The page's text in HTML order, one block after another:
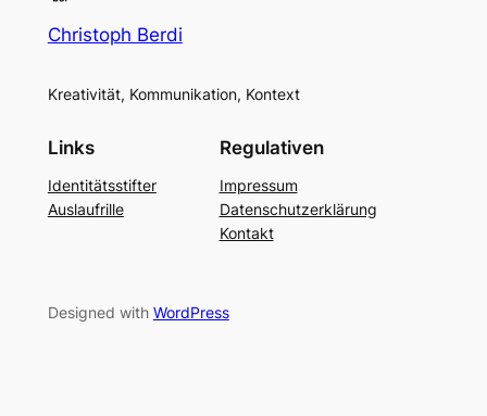
Christoph Berdi
Kreativität, Kommunikation, Kontext
Links
Identitätsstifter
Auslaufrille
Regulativen
Impressum
Datenschutzerklärung
Kontakt
Designed with WordPress